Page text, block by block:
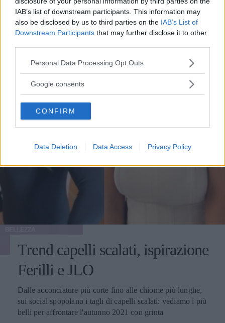
IAB’s list of downstream participants. This information may
also be disclosed by us to third parties on the IAB’s List of
Downstream Participants that may further disclose it to other
Please note that this website/app uses one or more Google
not limited to your visit or usage behaviour. You may click to
use your data for below specified purposes in below Google
consent section.
Personal Data Processing Opt Outs
Google consents
CONFIRM
Data Deletion Data Access Privacy Policy
Trend capelli scalati, ispirazione
Ferilli e JLO
Dalle acconciature più corte fino alle chiome più lunghe,
sui social spopolano i tagli di capelli scalati: vediamo i più
belli per affrontare l'autunno 2021 con grinta